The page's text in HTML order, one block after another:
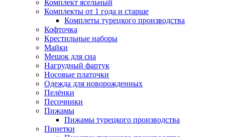
Комплект ясельный
Комплекты от 1 года и старше
Комплеты турецкого производства
Кофточка
Крестильные наборы
Майки
Мешок для сна
Нагрудный фартук
Носовые платочки
Одежда для новорожденных
Пелёнки
Песочники
Пижамы
Пижамы турецкого производства
Пинетки